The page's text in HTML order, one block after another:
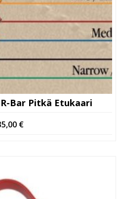
Bar Pitkä Etukaari
€